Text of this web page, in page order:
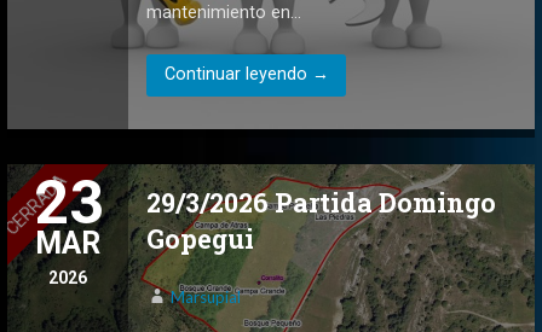
mantenimiento en…
Continuar leyendo →
29/3/2026 Partida Domingo
Gopegui
23
MAR
2026
Marsupial